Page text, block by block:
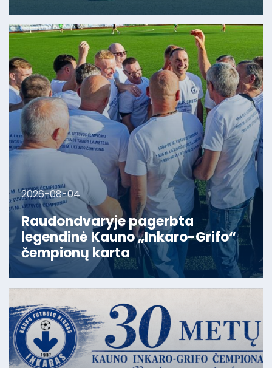
2026-08-04
Raudondvaryje pagerbta
legendinė Kauno „Inkaro-Grifo“
čempionų karta